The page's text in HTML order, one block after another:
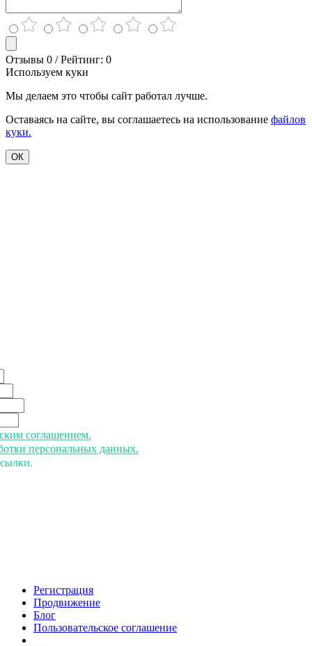
Отзывы 0 / Рейтинг: 0
Используем куки
Мы делаем это чтобы сайт работал лучше.
Оставаясь на сайте, вы соглашаетесь на использование файлов
куки.
ОК
соглашением.
персональных данных.
Регистрация
Продвижение
Блог
Пользовательское соглашение